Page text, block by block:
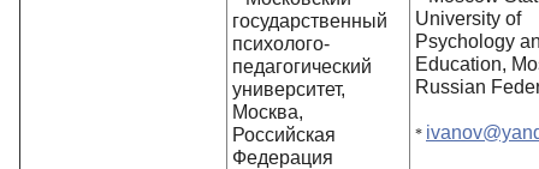
государственный
психолого-
педагогический
университет,
Москва,
Российская
Федерация
University of
Psychology
Education,
Russian
*